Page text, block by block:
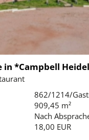
in *Campbell
862/1214/
909,45 m²
Nach
18,00 EUR